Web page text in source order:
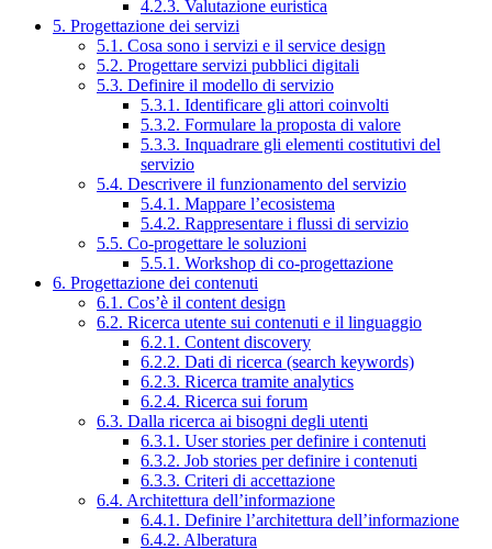
4.2.3. Valutazione euristica
5. Progettazione dei servizi
5.1. Cosa sono i servizi e il service design
5.2. Progettare servizi pubblici digitali
5.3. Definire il modello di servizio
5.3.1. Identificare gli attori coinvolti
5.3.2. Formulare la proposta di valore
5.3.3. Inquadrare gli elementi costitutivi del
servizio
5.4. Descrivere il funzionamento del servizio
5.4.1. Mappare l’ecosistema
5.4.2. Rappresentare i flussi di servizio
5.5. Co-progettare le soluzioni
5.5.1. Workshop di co-progettazione
6. Progettazione dei contenuti
6.1. Cos’è il content design
6.2. Ricerca utente sui contenuti e il linguaggio
6.2.1. Content discovery
6.2.2. Dati di ricerca (search keywords)
6.2.3. Ricerca tramite analytics
6.2.4. Ricerca sui forum
6.3. Dalla ricerca ai bisogni degli utenti
6.3.1. User stories per definire i contenuti
6.3.2. Job stories per definire i contenuti
6.3.3. Criteri di accettazione
6.4. Architettura dell’informazione
6.4.1. Definire l’architettura dell’informazione
6.4.2. Alberatura